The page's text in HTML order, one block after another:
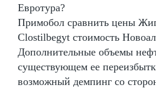
Евротура?
Примобол сравнить цены
Clostilbegyt стоимость
Дополнительные объемы
существующем ее
возможный демпинг со